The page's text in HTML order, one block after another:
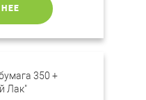
350 +
Лак"